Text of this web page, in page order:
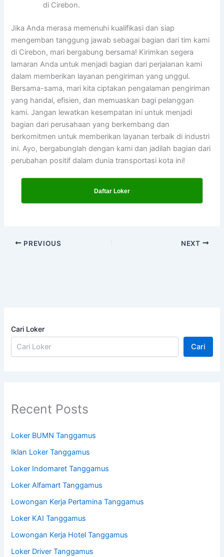
di Cirebon.
Jika Anda merasa memenuhi kualifikasi dan siap
mengemban tanggung jawab sebagai bagian dari tim kami
di Cirebon, mari bergabung bersama! Kirimkan segera
lamaran Anda untuk menjadi bagian dari perjalanan kami
dalam memberikan layanan pengiriman yang unggul.
Bersama-sama, mari kita ciptakan pengalaman pengiriman
yang handal, efisien, dan memuaskan bagi pelanggan
kami. Jangan lewatkan kesempatan ini untuk menjadi
bagian dari perusahaan yang berkembang dan
berkomitmen untuk memberikan layanan terbaik di industri
ini. Ayo, bergabunglah dengan kami dan jadilah bagian dari
perubahan positif dalam dunia transportasi kota ini!
Daftar Loker
PREVIOUS NEXT
Cari Loker
Cari
Recent Posts
Loker BUMN Tanggamus
Iklan Loker Tanggamus
Loker Indomaret Tanggamus
Loker Alfamart Tanggamus
Lowongan Kerja Pertamina Tanggamus
Loker KAI Tanggamus
Lowongan Kerja Hotel Tanggamus
Loker Driver Tanggamus